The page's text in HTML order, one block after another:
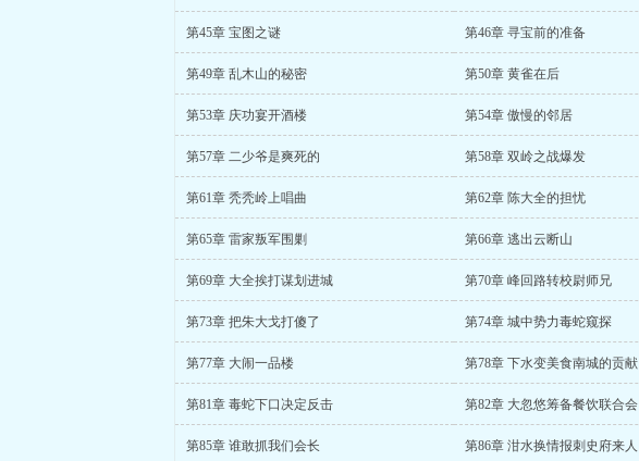
第45章 宝图之谜 第46章 寻宝前的准备
第49章 乱木山的秘密 第50章 黄雀在后
第53章 庆功宴开酒楼 第54章 傲慢的邻居
第57章 二少爷是爽死的 第58章 双岭之战爆发
第61章 秃秃岭上唱曲 第62章 陈大全的担忧
第65章 雷家叛军围剿 第66章 逃出云断山
第69章 大全挨打谋划进城 第70章 峰回路转校尉师兄
第73章 把朱大戈打傻了 第74章 城中势力毒蛇窥探
第77章 大闹一品楼 第78章 下水变美食南城的贡献
第81章 毒蛇下口决定反击 第82章 大忽悠筹备餐饮联合会
第85章 谁敢抓我们会长 第86章 泔水换情报刺史府来人